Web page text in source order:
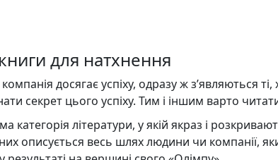
книги для натхнення
досягає успіху, одразу ж з’являються ті,
секрет цього успіху. Тим і іншим варто
категорія літератури, у якій якраз і
описується весь шлях людини чи компанії,